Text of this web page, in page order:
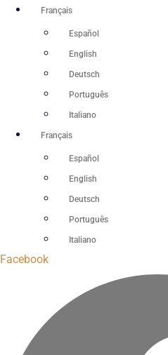
Aller
Français
Español
English
Deutsch
Português
Italiano
Français
Español
English
Deutsch
Português
Italiano
Facebook